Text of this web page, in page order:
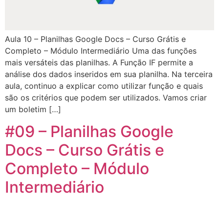
Aula 10 – Planilhas Google Docs – Curso Grátis e
Completo – Módulo Intermediário Uma das funções
mais versáteis das planilhas. A Função IF permite a
análise dos dados inseridos em sua planilha. Na terceira
aula, continuo a explicar como utilizar função e quais
são os critérios que podem ser utilizados. Vamos criar
um boletim […]
#09 – Planilhas Google
Docs – Curso Grátis e
Completo – Módulo
Intermediário